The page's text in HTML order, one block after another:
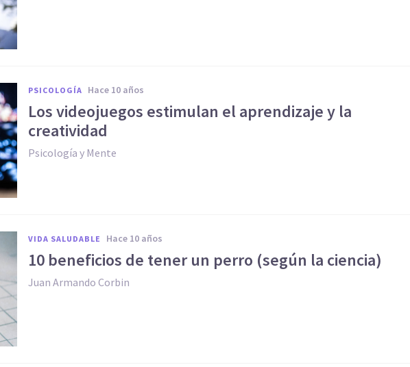
PSICOLOGÍA hace 10 años
​Los videojuegos estimulan el aprendizaje y la
creatividad
Psicología y Mente
VIDA SALUDABLE hace 10 años
​10 beneficios de tener un perro (según la ciencia)
Juan Armando Corbin